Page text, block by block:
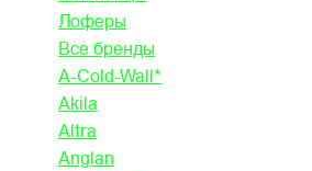
Лоферы
Все бренды
A-Cold-Wall*
Akila
Altra
Anglan